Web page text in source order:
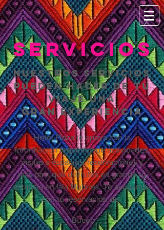
Servicios
nuestros servicios
pueden hacer de tu
viaje una
gran experiencia
Hotel Plaza te apoya con la
información requerida de actividades,
visitas a espacios, reservaciónes y
máspara que disfrutes en grande tu
estancia en Isla Mujeres.Te ayudamos
con tu reservación de: ​
Buceo